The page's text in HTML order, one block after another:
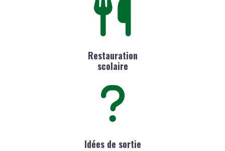
Restauration
scolaire
Idées de sortie